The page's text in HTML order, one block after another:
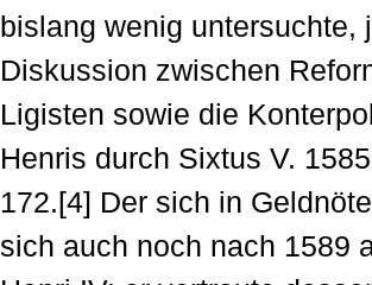
bislang wenig
Diskussion zwischen
Ligisten sowie die
Henris durch Sixtus V.
172.[4] Der sich in
sich auch noch nach 1589